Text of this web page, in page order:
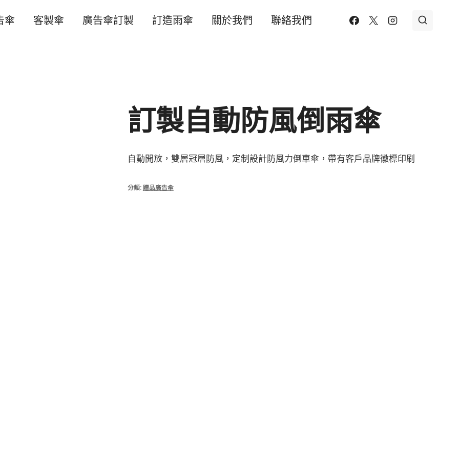
傘 客製傘 廣告傘訂製 訂造雨傘 關於我們 聯絡我們
訂製自動防風倒雨傘
自動開放，雙層冠層防風，定制設計防風力倒車傘，帶有客戶品牌徽標印刷
分類: 贈品廣告傘